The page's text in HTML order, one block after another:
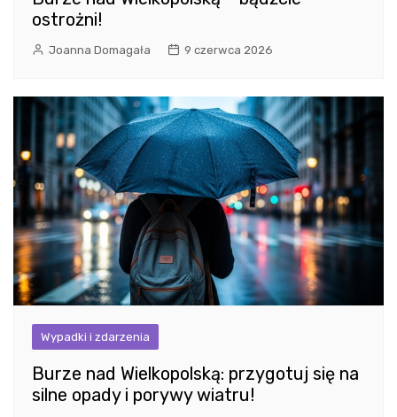
ostrożni!
Joanna Domagała 9 czerwca 2026
Wypadki i zdarzenia
Burze nad Wielkopolską: przygotuj się na
silne opady i porywy wiatru!